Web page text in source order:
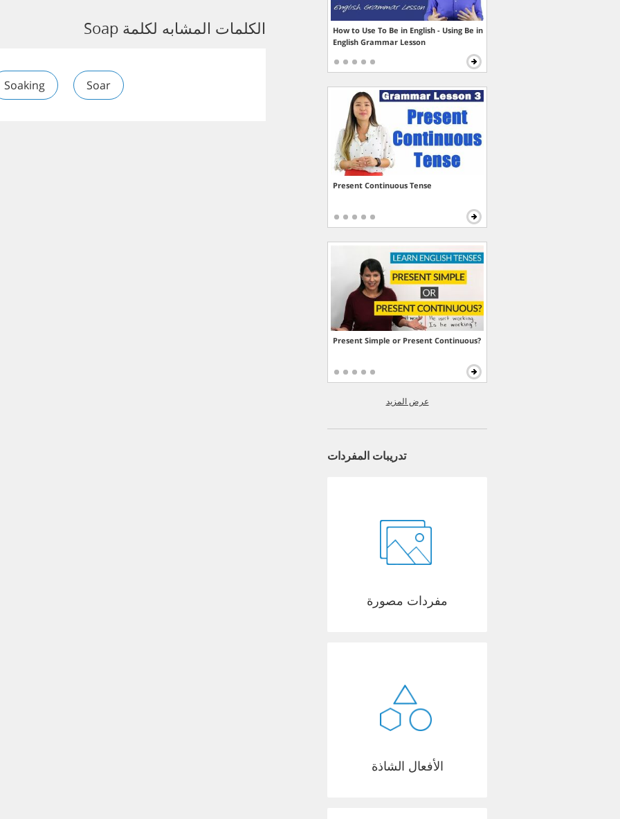
الكلمات المشابه لكلمة Soap
Soaking Soar
How to Use To Be in English - Using Be in
English Grammar Lesson
Present Continuous Tense
Present Simple or Present Continuous?
عرض المزيد
تدريبات المفردات
مفردات مصورة
الأفعال الشاذة